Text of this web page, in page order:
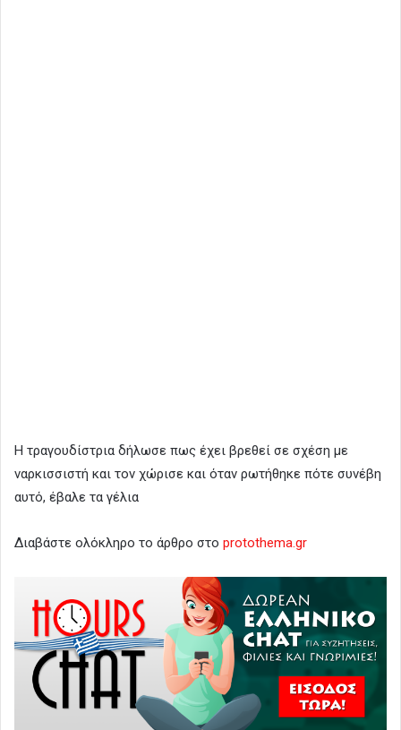
Η τραγουδίστρια δήλωσε πως έχει βρεθεί σε σχέση με
ναρκισσιστή και τον χώρισε και όταν ρωτήθηκε πότε συνέβη
αυτό, έβαλε τα γέλια
Διαβάστε ολόκληρο το άρθρο στο protothema.gr